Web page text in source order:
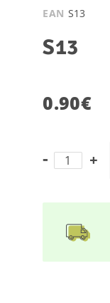
EAN S13
S13
0.90€
S13
kogus